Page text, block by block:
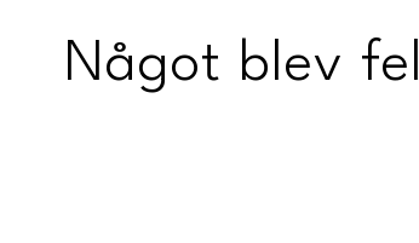
Något blev fel